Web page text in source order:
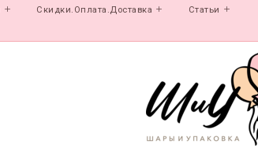
Скидки.Оплата.Доставка Статьи